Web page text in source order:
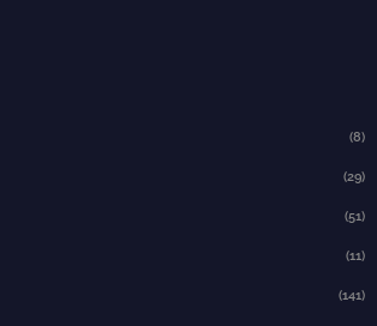
(8)
(29)
(51)
(11)
(141)